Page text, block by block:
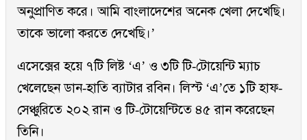
অনুপ্রাণিত করে। আমি বাংলাদেশের অনেক খেলা দেখেছি।
তাকে ভালো করতে দেখেছি।’
এসেক্সের হয়ে ৭টি লিষ্ট ‘এ’ ও ৩টি টি-টোয়েন্টি ম্যাচ
খেলেছেন ডান-হাতি ব্যাটার রবিন। লিস্ট ‘এ’তে ১টি হাফ-
সেঞ্চুরিতে ২০২ রান ও টি-টোয়েন্টিতে ৪৫ রান করেছেন
তিনি।